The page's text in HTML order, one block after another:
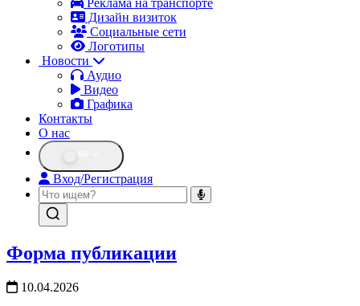
Реклама на транспорте
Дизайн визиток
Социальные сети
Логотипы
Новости
Аудио
Видео
Графика
Контакты
О нас
Вход/Регистрация
Форма публикации
10.04.2026